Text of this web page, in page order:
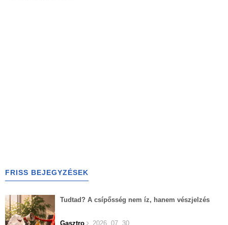
FRISS BEJEGYZÉSEK
Tudtad? A csípősség nem íz, hanem vészjelzés
Gasztro 2026. 07. 30.